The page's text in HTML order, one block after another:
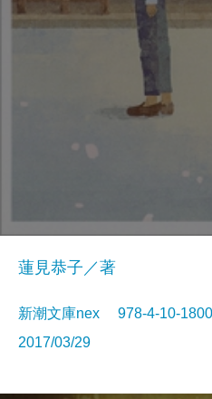
蓮見恭子／著
新潮文庫nex 978-4-10-
2017/03/29